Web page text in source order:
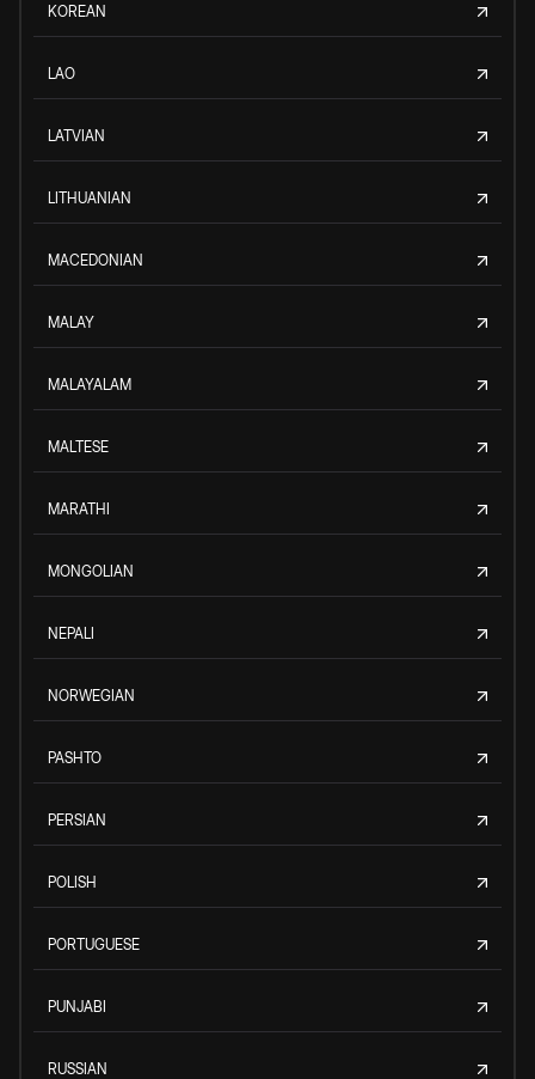
KOREAN
LAO
LATVIAN
LITHUANIAN
MACEDONIAN
MALAY
MALAYALAM
MALTESE
MARATHI
MONGOLIAN
NEPALI
NORWEGIAN
PASHTO
PERSIAN
POLISH
PORTUGUESE
PUNJABI
RUSSIAN